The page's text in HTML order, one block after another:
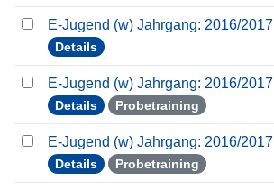
E-Jugend (w) Jahrgang: 2016/2017
Details
E-Jugend (w) Jahrgang: 2016/2017
Details Probetraining
E-Jugend (w) Jahrgang: 2016/2017
Details Probetraining